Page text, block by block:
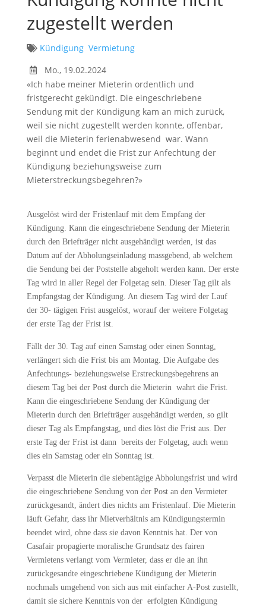
zugestellt werden
Kündigung Vermietung
Mo., 19.02.2024
«Ich habe meiner Mieterin ordentlich und
fristgerecht gekündigt. Die eingeschriebene
Sendung mit der Kündigung kam an mich zurück,
weil sie nicht zugestellt werden konnte, offenbar,
weil die Mieterin ferienabwesend war. Wann
beginnt und endet die Frist zur Anfechtung der
Kündigung beziehungsweise zum
Mieterstreckungsbegehren?»
Ausgelöst wird der Fristenlauf mit dem Empfang der
Kündigung. Kann die eingeschriebene Sendung der Mieterin
durch den Briefträger nicht ausgehändigt werden, ist das
Datum auf der Abholungseinladung massgebend, ab welchem
die Sendung bei der Poststelle abgeholt werden kann. Der erste
Tag wird in aller Regel der Folgetag sein. Dieser Tag gilt als
Empfangstag der Kündigung. An diesem Tag wird der Lauf
der 30- tägigen Frist ausgelöst, worauf der weitere Folgetag
der erste Tag der Frist ist.
Fällt der 30. Tag auf einen Samstag oder einen Sonntag,
verlängert sich die Frist bis am Montag. Die Aufgabe des
Anfechtungs- beziehungsweise Erstreckungsbegehrens an
diesem Tag bei der Post durch die Mieterin wahrt die Frist.
Kann die eingeschriebene Sendung der Kündigung der
Mieterin durch den Briefträger ausgehändigt werden, so gilt
dieser Tag als Empfangstag, und dies löst die Frist aus. Der
erste Tag der Frist ist dann bereits der Folgetag, auch wenn
dies ein Samstag oder ein Sonntag ist.
Verpasst die Mieterin die siebentägige Abholungsfrist und wird
die eingeschriebene Sendung von der Post an den Vermieter
zurückgesandt, ändert dies nichts am Fristenlauf. Die Mieterin
läuft Gefahr, dass ihr Mietverhältnis am Kündigungstermin
beendet wird, ohne dass sie davon Kenntnis hat. Der von
Casafair propagierte moralische Grundsatz des fairen
Vermietens verlangt vom Vermieter, dass er die an ihn
zurückgesandte eingeschriebene Kündigung der Mieterin
nochmals umgehend von sich aus mit einfacher A-Post zustellt,
damit sie sichere Kenntnis von der erfolgten Kündigung